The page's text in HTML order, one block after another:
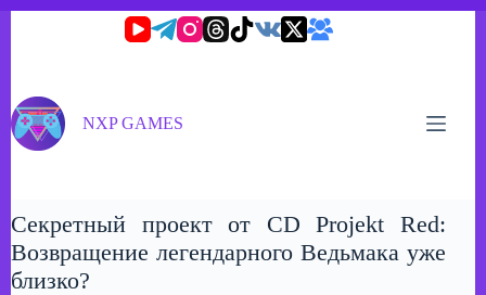
NXP GAMES
Секретный проект от CD Projekt Red:
Возвращение легендарного Ведьмака уже
близко?